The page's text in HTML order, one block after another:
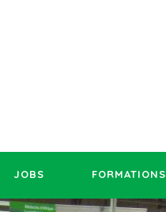
JOBS FORMATIONS